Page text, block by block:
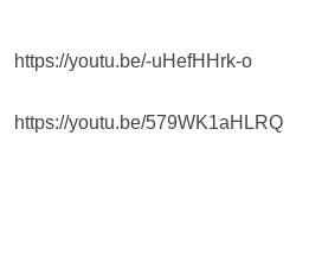
https://youtu.be/-uHefHHrk-o
https://youtu.be/579WK1aHLRQ